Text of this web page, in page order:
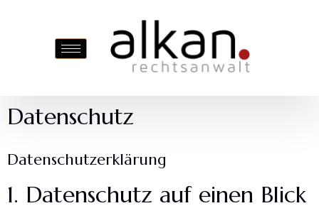
Datenschutz
Datenschutz­erklärung
1. Datenschutz auf einen Blick